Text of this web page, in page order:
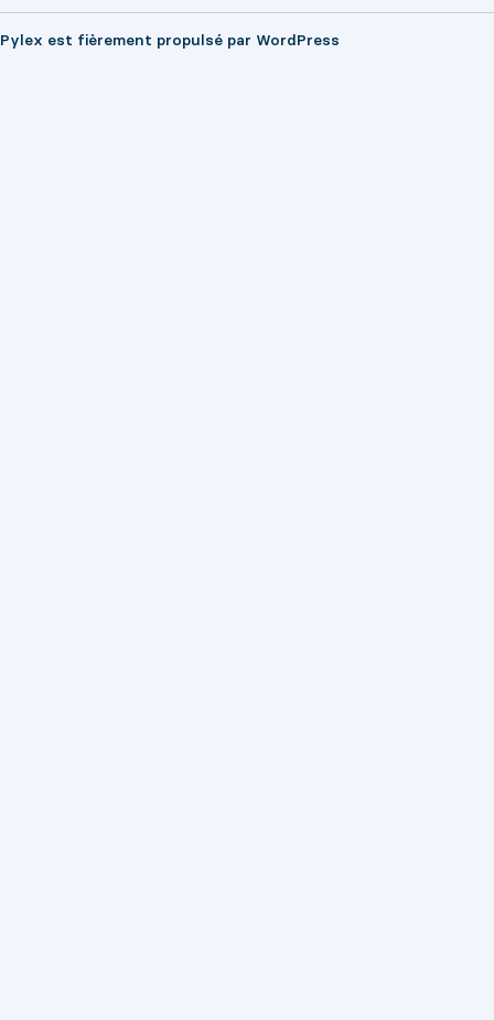
Pylex est fièrement propulsé par WordPress